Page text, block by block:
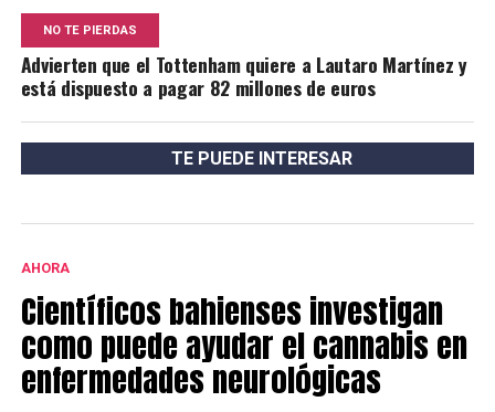
NO TE PIERDAS
Advierten que el Tottenham quiere a Lautaro Martínez y
está dispuesto a pagar 82 millones de euros
TE PUEDE INTERESAR
AHORA
Científicos bahienses investigan
como puede ayudar el cannabis en
enfermedades neurológicas